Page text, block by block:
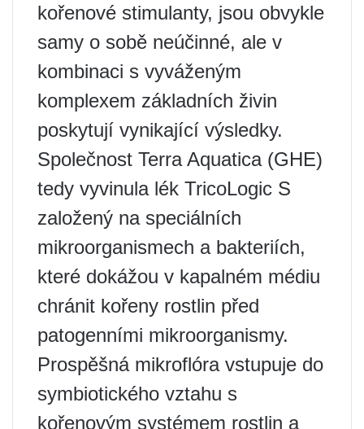
kořenové stimulanty, jsou obvykle
samy o sobě neúčinné, ale v
kombinaci s vyváženým
komplexem základních živin
poskytují vynikající výsledky.
Společnost Terra Aquatica (GHE)
tedy vyvinula lék TricoLogic S
založený na speciálních
mikroorganismech a bakteriích,
které dokážou v kapalném médiu
chránit kořeny rostlin před
patogenními mikroorganismy.
Prospěšná mikroflóra vstupuje do
symbiotického vztahu s
kořenovým systémem rostlin a